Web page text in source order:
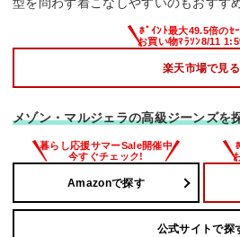
型を問わず着こなしやすいのもおすす
楽天市場で見る
メゾン・マルジェラの高級ジーンズを
Amazonで探す
公式サイトで探